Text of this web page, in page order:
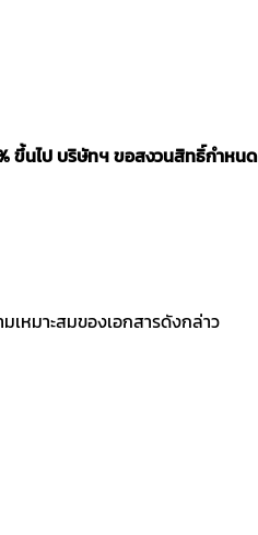
ขึ้นไป บริษัทฯ ขอสงวนสิทธิ์กำหนด
หมาะสมของเอกสารดังกล่าว